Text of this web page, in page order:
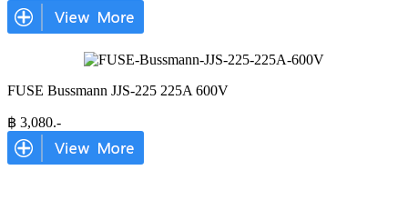
FUSE Bussmann JJS-225 225A 600V
฿ 3,080.-